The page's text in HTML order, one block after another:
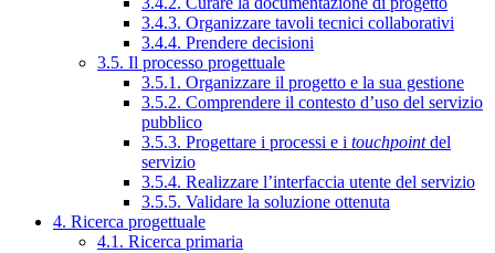
3.4.3. Organizzare tavoli tecnici collaborativi
3.4.4. Prendere decisioni
3.5. Il processo progettuale
3.5.1. Organizzare il progetto e la sua gestione
3.5.2. Comprendere il contesto d’uso del servizio
pubblico
3.5.3. Progettare i processi e i touchpointdel
servizio
3.5.4. Realizzare l’interfaccia utente del servizio
3.5.5. Validare la soluzione ottenuta
4. Ricerca progettuale
4.1. Ricerca primaria